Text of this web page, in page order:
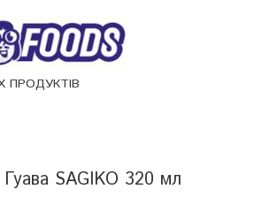
ПРОДУКТІВ
SAGIKO 320 мл